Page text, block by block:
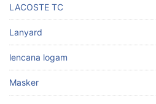
LACOSTE TC
Lanyard
lencana logam
Masker